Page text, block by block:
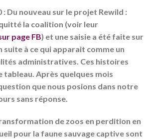
: Du nouveau sur le projet Rewild :
la coalition (voir leur
page FB) et une saisie a été faite sur
suite à ce qui apparait comme un
administratives. Ces histoires
tableau. Après quelques mois
que nous posions dans notre
sans réponse.
de zoos en perdition en
pour la faune sauvage captive sont